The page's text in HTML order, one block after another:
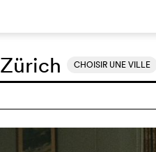
Zürich CHOISIR UNE VILLE